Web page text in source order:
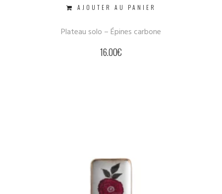
AJOUTER AU PANIER
Plateau solo – Épines carbone
16.00€